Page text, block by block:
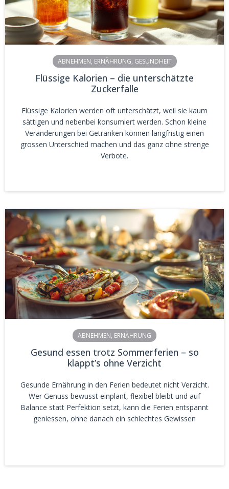
ABNEHMEN, ERNÄHRUNG, GESUNDHEIT
Flüssige Kalorien – die unterschätzte
Zuckerfalle
Flüssige Kalorien werden oft unterschätzt, weil sie kaum
sättigen und nebenbei konsumiert werden. Schon kleine
Veränderungen bei Getränken können langfristig einen
grossen Unterschied machen und das ganz ohne strenge
Verbote.
ABNEHMEN, ERNÄHRUNG
Gesund essen trotz Sommerferien – so
klappt’s ohne Verzicht
Gesunde Ernährung in den Ferien bedeutet nicht Verzicht.
Wer Genuss bewusst einplant, flexibel bleibt und auf
Balance statt Perfektion setzt, kann die Ferien entspannt
geniessen, ohne danach ein schlechtes Gewissen